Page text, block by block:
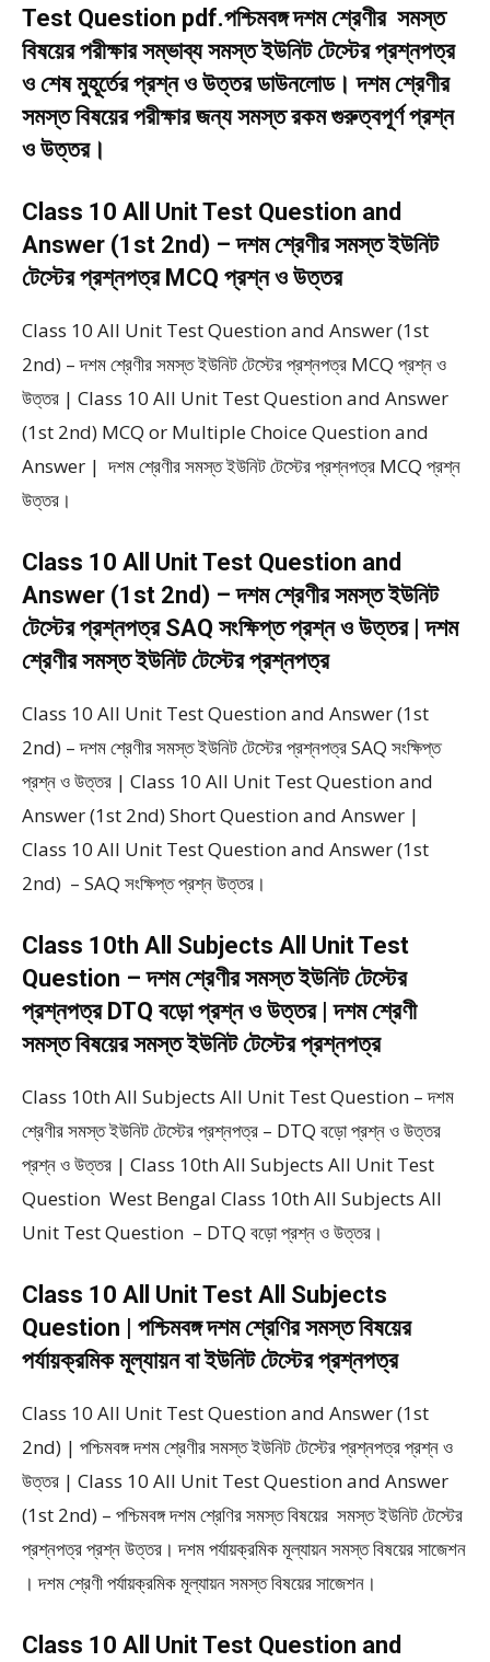
Test Question pdf.পশ্চিমবঙ্গ দশম শ্রেণীর সমস্ত
বিষয়ের পরীক্ষার সম্ভাব্য সমস্ত ইউনিট টেস্টের প্রশ্নপত্র
ও শেষ মুহূর্তের প্রশ্ন ও উত্তর ডাউনলোড। দশম শ্রেণীর
সমস্ত বিষয়ের পরীক্ষার জন্য সমস্ত রকম গুরুত্বপূর্ণ প্রশ্ন
ও উত্তর।
Class 10 All Unit Test Question and
Answer (1st 2nd) – দশম শ্রেণীর সমস্ত ইউনিট
টেস্টের প্রশ্নপত্র MCQ প্রশ্ন ও উত্তর
Class 10 All Unit Test Question and Answer (1st
2nd) – দশম শ্রেণীর সমস্ত ইউনিট টেস্টের প্রশ্নপত্র MCQ প্রশ্ন ও
উত্তর | Class 10 All Unit Test Question and Answer
(1st 2nd) MCQ or Multiple Choice Question and
Answer | দশম শ্রেণীর সমস্ত ইউনিট টেস্টের প্রশ্নপত্র MCQ প্রশ্ন
উত্তর।
Class 10 All Unit Test Question and
Answer (1st 2nd) – দশম শ্রেণীর সমস্ত ইউনিট
টেস্টের প্রশ্নপত্র SAQ সংক্ষিপ্ত প্রশ্ন ও উত্তর | দশম
শ্রেণীর সমস্ত ইউনিট টেস্টের প্রশ্নপত্র
Class 10 All Unit Test Question and Answer (1st
2nd) – দশম শ্রেণীর সমস্ত ইউনিট টেস্টের প্রশ্নপত্র SAQ সংক্ষিপ্ত
প্রশ্ন ও উত্তর | Class 10 All Unit Test Question and
Answer (1st 2nd) Short Question and Answer |
Class 10 All Unit Test Question and Answer (1st
2nd) – SAQ সংক্ষিপ্ত প্রশ্ন উত্তর।
Class 10th All Subjects All Unit Test
Question – দশম শ্রেণীর সমস্ত ইউনিট টেস্টের
প্রশ্নপত্র DTQ বড়ো প্রশ্ন ও উত্তর | দশম শ্রেণী
সমস্ত বিষয়ের সমস্ত ইউনিট টেস্টের প্রশ্নপত্র
Class 10th All Subjects All Unit Test Question – দশম
শ্রেণীর সমস্ত ইউনিট টেস্টের প্রশ্নপত্র – DTQ বড়ো প্রশ্ন ও উত্তর
প্রশ্ন ও উত্তর | Class 10th All Subjects All Unit Test
Question West Bengal Class 10th All Subjects All
Unit Test Question – DTQ বড়ো প্রশ্ন ও উত্তর।
Class 10 All Unit Test All Subjects
Question | পশ্চিমবঙ্গ দশম শ্রেণির সমস্ত বিষয়ের
পর্যায়ক্রমিক মূল্যায়ন বা ইউনিট টেস্টের প্রশ্নপত্র
Class 10 All Unit Test Question and Answer (1st
2nd) | পশ্চিমবঙ্গ দশম শ্রেণীর সমস্ত ইউনিট টেস্টের প্রশ্নপত্র প্রশ্ন ও
উত্তর | Class 10 All Unit Test Question and Answer
(1st 2nd) – পশ্চিমবঙ্গ দশম শ্রেণির সমস্ত বিষয়ের সমস্ত ইউনিট টেস্টের
প্রশ্নপত্র প্রশ্ন উত্তর। দশম পর্যায়ক্রমিক মূল্যায়ন সমস্ত বিষয়ের সাজেশন
। দশম শ্রেণী পর্যায়ক্রমিক মূল্যায়ন সমস্ত বিষয়ের সাজেশন।
Class 10 All Unit Test Question and